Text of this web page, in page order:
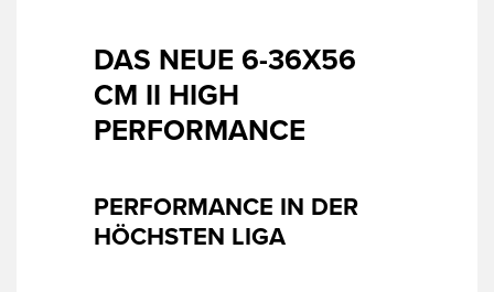
DAS NEUE 6-36X56
CM II HIGH
PERFORMANCE
PERFORMANCE IN DER
HÖCHSTEN LIGA